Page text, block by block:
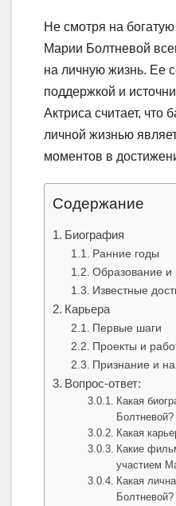
Не смотря на
Марии Болтневой
на личную жизнь. Ее
поддержкой и
Актриса считает, что
личной жизнью
моментов в
Содержание
Биография
Ранние годы
Образование и
Известные
Карьера
Первые шаги
Проекты и
Признание и
Вопрос-ответ:
Какая
Болтневой?
Какая
Какие
участием
Какая
Болтневой?